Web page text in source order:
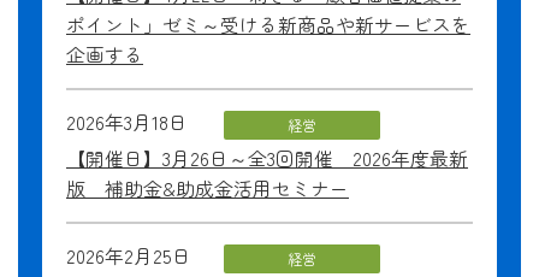
ポイント」ゼミ～受ける新商品や新サービスを
企画する
2026年3月18日 経営
【開催日】3月26日～全3回開催 2026年度最新
版 補助金&助成金活用セミナー
2026年2月25日 経営